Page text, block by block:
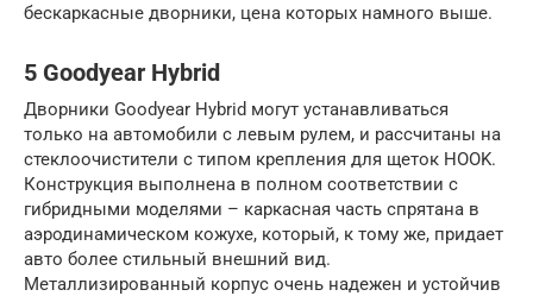
бескаркасные дворники, цена которых намного выше.
5 Goodyear Hybrid
Дворники Goodyear Hybrid могут устанавливаться
только на автомобили с левым рулем, и рассчитаны на
стеклоочистители с типом крепления для щеток HOOK.
Конструкция выполнена в полном соответствии с
гибридными моделями – каркасная часть спрятана в
аэродинамическом кожухе, который, к тому же, придает
авто более стильный внешний вид.
Металлизированный корпус очень надежен и устойчив